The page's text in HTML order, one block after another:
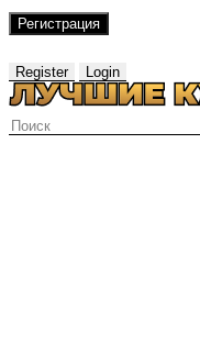
Регистрация
Register Login